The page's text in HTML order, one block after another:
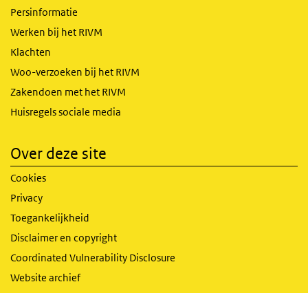
Persinformatie
Werken bij het RIVM
Klachten
Woo-verzoeken bij het RIVM
Zakendoen met het RIVM
Huisregels sociale media
Over deze site
Cookies
Privacy
Toegankelijkheid
Disclaimer en copyright
Coordinated Vulnerability Disclosure
Website archief